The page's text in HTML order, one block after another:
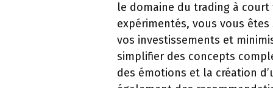
le domaine du trading à
expérimentés, vous vous
vos investissements et
simplifier des concepts
des émotions et la création